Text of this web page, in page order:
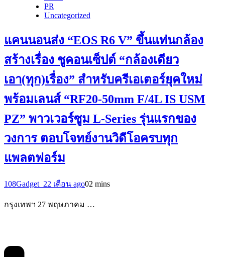
PR
Uncategorized
แคนนอนส่ง “EOS R6 V” ขึ้นแท่นกล้อง
สร้างเรื่อง ชูคอนเซ็ปต์ “กล้องเดียว
เอา(ทุก)เรื่อง” สำหรับครีเอเตอร์ยุคใหม่
พร้อมเลนส์ “RF20-50mm F/4L IS USM
PZ” พาวเวอร์ซูม L-Series รุ่นแรกของ
วงการ ตอบโจทย์งานวิดีโอครบทุก
แพลตฟอร์ม
108Gadget_22 เดือน ago02 mins
กรุงเทพฯ 27 พฤษภาคม …